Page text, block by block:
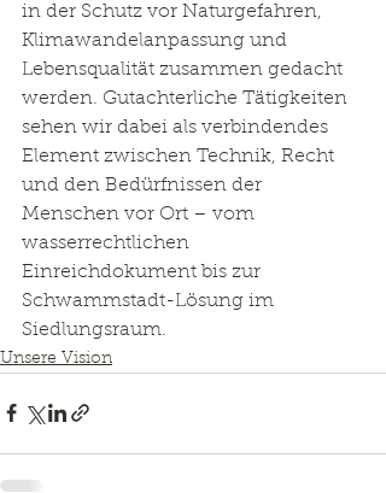
in der Schutz vor Naturgefahren,
Klimawandelanpassung und
Lebensqualität zusammen gedacht
werden. Gutachterliche Tätigkeiten
sehen wir dabei als verbindendes
Element zwischen Technik, Recht
und den Bedürfnissen der
Menschen vor Ort – vom
wasserrechtlichen
Einreichdokument bis zur
Schwammstadt-Lösung im
Siedlungsraum.
Unsere Vision